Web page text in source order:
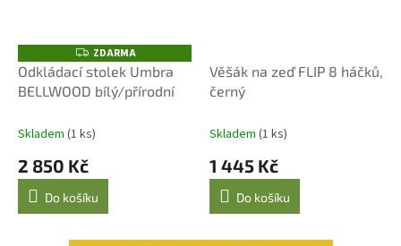
Z
D
A
R
ZDARMA
Odkládací stolek Umbra
BELLWOOD bílý/přírodní
Skladem (1 ks)
2 850 Kč
Do košíku
Věšák na zeď FLIP 8 háčků,
černý
Skladem (1 ks)
1 445 Kč
Do košíku